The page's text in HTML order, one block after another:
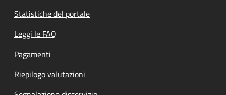
Statistiche del portale
Leggi le FAQ
Pagamenti
Riepilogo valutazioni